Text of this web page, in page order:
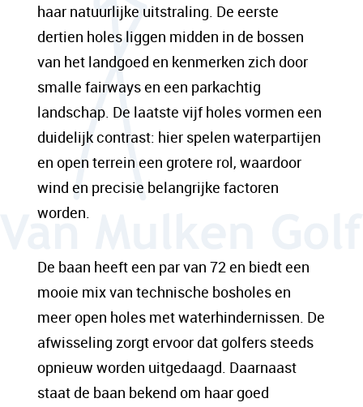
haar natuurlijke uitstraling. De eerste
dertien holes liggen midden in de bossen
van het landgoed en kenmerken zich door
smalle fairways en een parkachtig
landschap. De laatste vijf holes vormen een
duidelijk contrast: hier spelen waterpartijen
en open terrein een grotere rol, waardoor
wind en precisie belangrijke factoren
worden.
De baan heeft een par van 72 en biedt een
mooie mix van technische bosholes en
meer open holes met waterhindernissen. De
afwisseling zorgt ervoor dat golfers steeds
opnieuw worden uitgedaagd. Daarnaast
staat de baan bekend om haar goed